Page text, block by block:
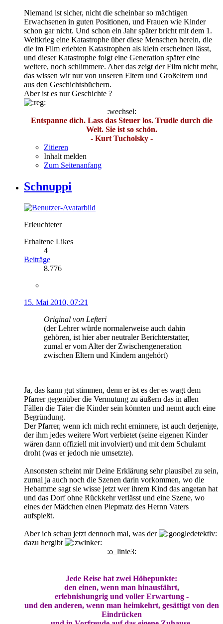
Niemand ist sicher, nicht die scheinbar so mächtigen
Erwachsenen in guten Positionen, und Frauen wie Kinder
schon gar nicht. Und schon ein Jahr später bricht mit dem 1.
Weltkrieg eine Katastrophe über diese Menschen herein, die
die im Film erlebten Katastrophen als klein erscheinen lässt,
und dieser Katastrophe folgt eine Generation später eine
weitere, noch schlimmere. Aber das zeigt der Film nicht mehr,
das wissen wir nur von unseren Eltern und Großeltern und
aus den Geschichtsbüchern.
Aber ist es nur Geschichte ?
:wechsel:
Entspanne dich. Lass das Steuer los. Trudle durch die
Welt. Sie ist so schön.
- Kurt Tucholsky -
Zitieren
Inhalt melden
Zum Seitenanfang
Schnuppi
Erleuchteter
Erhaltene Likes
4
Beiträge
8.776
15. Mai 2010, 07:21
Original von Lefteri
(der Lehrer würde normalerweise auch dahin
gehören, ist hier aber neutraler Berichterstatter,
zumal er vom Alter der Zwischengeneration
zwischen Eltern und Kindern angehört)
Ja, das kann gut stimmen, denn er ist es der es wagt dem
Pfarrer gegenüber die Vermutung zu äußern das in allen
Fällen die Täter die Kinder sein könnten und nennt auch eine
Begründung.
Der Pfarrer, wenn ich mich recht erninnere, ist auch derjenige,
der ihm jedes weitere Wort verbietet (seine eigenen Kinder
wären dann offiziell mit involviert) und mit dem Schulamt
droht (was er jedoch nie umsetzte).
Ansonsten scheint mir Deine Erklärung sehr plausibel zu sein,
zumal ja auch noch die Szenen darin vorkommen, wo die
Hebamme sagt sie wisse jetzt wer ihrem Kind das angetan hat
und das Dorf ohne Rückkehr verlässt und eine Szene, wo
eines der Mädchen einen Piepmatz des Hernn Vaters
aufspießt.
Aber ich schau jetzt dennoch mal, was der
dazu hergibt
:o_linie3:
Jede Reise hat zwei Höhepunkte:
den einen, wenn man hinausfährt,
erlebnishungrig und voller Erwartung -
und den anderen, wenn man heimkehrt, gesättigt von den
Eindrücken